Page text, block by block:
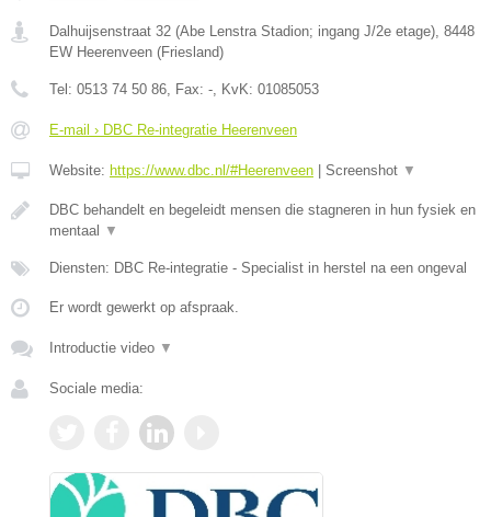
Dalhuijsenstraat 32 (Abe Lenstra Stadion; ingang J/2e etage), 8448
EW Heerenveen (Friesland)
Tel: 0513 74 50 86, Fax: -, KvK: 01085053
E-mail › DBC Re-integratie Heerenveen
Website: https://www.dbc.nl/#Heerenveen Screenshot ▼
DBC behandelt en begeleidt mensen die stagneren in hun fysiek en
mentaal
▼
Diensten: DBC Re-integratie - Specialist in herstel na een ongeval
Er wordt gewerkt op afspraak.
Introductie video ▼
Sociale media: